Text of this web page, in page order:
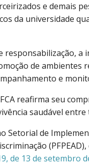
e demais
da universidade
responsabilização,
de ambientes
e
reafirma seu
saudável
Setorial de
de 13 de setembro